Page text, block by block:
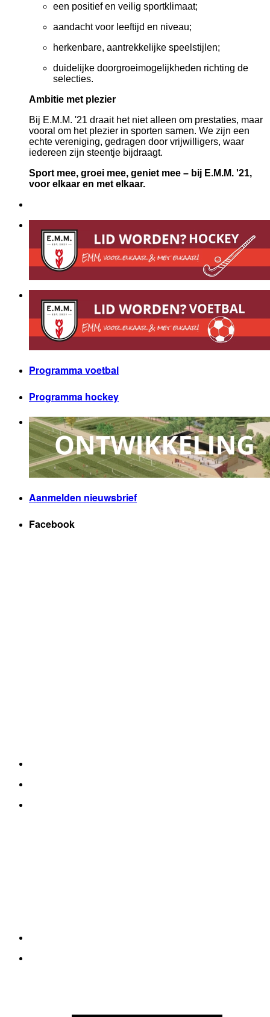
een positief en veilig sportklimaat;
aandacht voor leeftijd en niveau;
herkenbare, aantrekkelijke speelstijlen;
duidelijke doorgroeimogelijkheden richting de
selecties.
Ambitie met plezier
Bij E.M.M. '21 draait het niet alleen om prestaties, maar
vooral om het plezier in sporten samen. We zijn een
echte vereniging, gedragen door vrijwilligers, waar
iedereen zijn steentje bijdraagt.
Sport mee, groei mee, geniet mee – bij E.M.M. '21,
voor elkaar en met elkaar.
Programma voetbal
Programma hockey
Aanmelden nieuwsbrief
Facebook